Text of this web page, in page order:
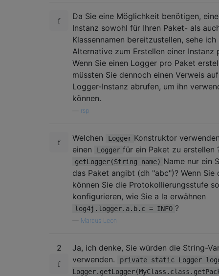
Da Sie eine Möglichkeit benötigen,
Instanz sowohl für Ihren Paket- als
Klassennamen bereitzustellen, sehe ich
Alternative zum Erstellen einer Instanz
Wenn Sie einen Logger pro Paket
müssten Sie dennoch einen Verweis
Logger-Instanz abrufen, um ihn
können.
rsp
Welchen Logger Konstruktor
einen
Logger für ein Paket zu erstellen
getLogger(String name) Name nur ein
das Paket angibt (dh "abc")? Wenn Sie
können Sie die Protokollierungsstufe so
konfigurieren, wie Sie a la erwähnen
log4j.logger.a.b.c = INFO ?
Marcus Leon
2
Ja, ich denke, Sie würden die String-
verwenden.
private static Logger